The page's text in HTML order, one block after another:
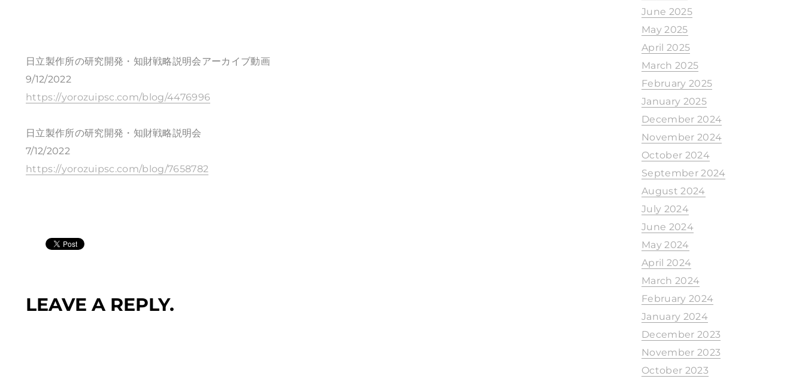
日立製作所の研究開発・知財戦略説明会アーカイブ動画
9/12/2022
https://yorozuipsc.com/blog/4476996
日立製作所の研究開発・知財戦略説明会
7/12/2022
https://yorozuipsc.com/blog/7658782
LEAVE A REPLY.
June 2025
May 2025
April 2025
March 2025
February 2025
January 2025
December 2024
November 2024
October 2024
September 2024
August 2024
July 2024
June 2024
May 2024
April 2024
March 2024
February 2024
January 2024
December 2023
November 2023
October 2023